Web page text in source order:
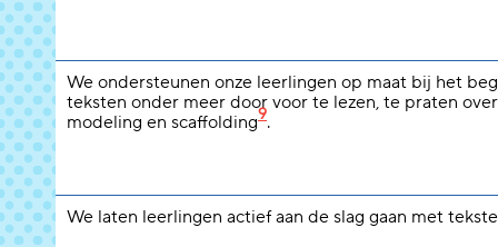
We ondersteunen onze leerlingen op maat bij het
teksten onder meer door voor te lezen, te praten
modeling en scaffolding9.
We laten leerlingen actief aan de slag gaan met